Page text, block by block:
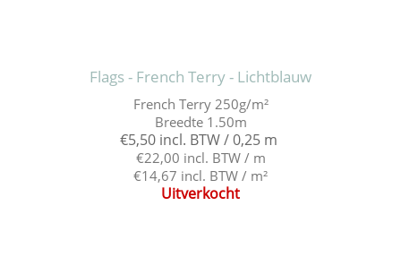
Flags - French Terry - Lichtblauw
French Terry 250g/m²
Breedte 1.50m
€5,50 incl. BTW / 0,25 m
€22,00 incl. BTW / m
€14,67 incl. BTW / m²
Uitverkocht